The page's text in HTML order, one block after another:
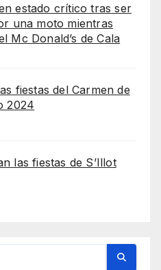
estado crítico tras ser
una moto mientras
Mc Donald’s de Cala
fiestas del Carmen de
2024
las fiestas de S’Illot